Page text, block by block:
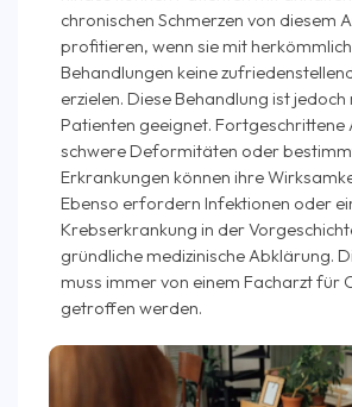
chronischen Schmerzen von diesem
profitieren, wenn sie mit
Behandlungen keine
erzielen. Diese Behandlung ist
Patienten geeignet. Fortgeschrittene
schwere Deformitäten oder
Erkrankungen können ihre
Ebenso erfordern Infektionen oder
Krebserkrankung in der
gründliche medizinische Abklärung.
muss immer von einem Facharzt für
getroffen werden.